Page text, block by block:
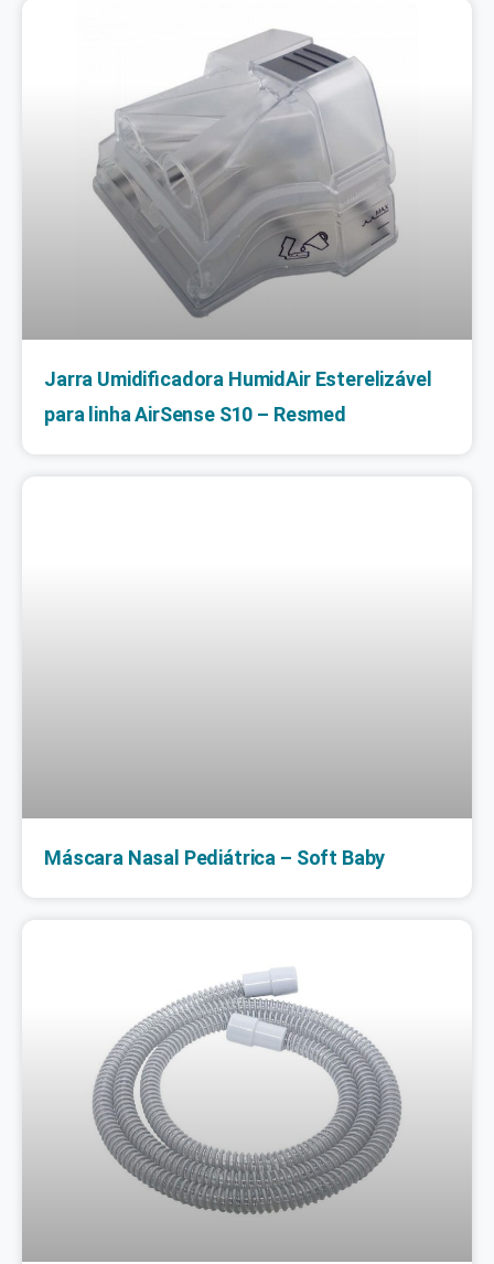
Jarra Umidificadora HumidAir Esterelizável
para linha AirSense S10 – Resmed
Máscara Nasal Pediátrica – Soft Baby